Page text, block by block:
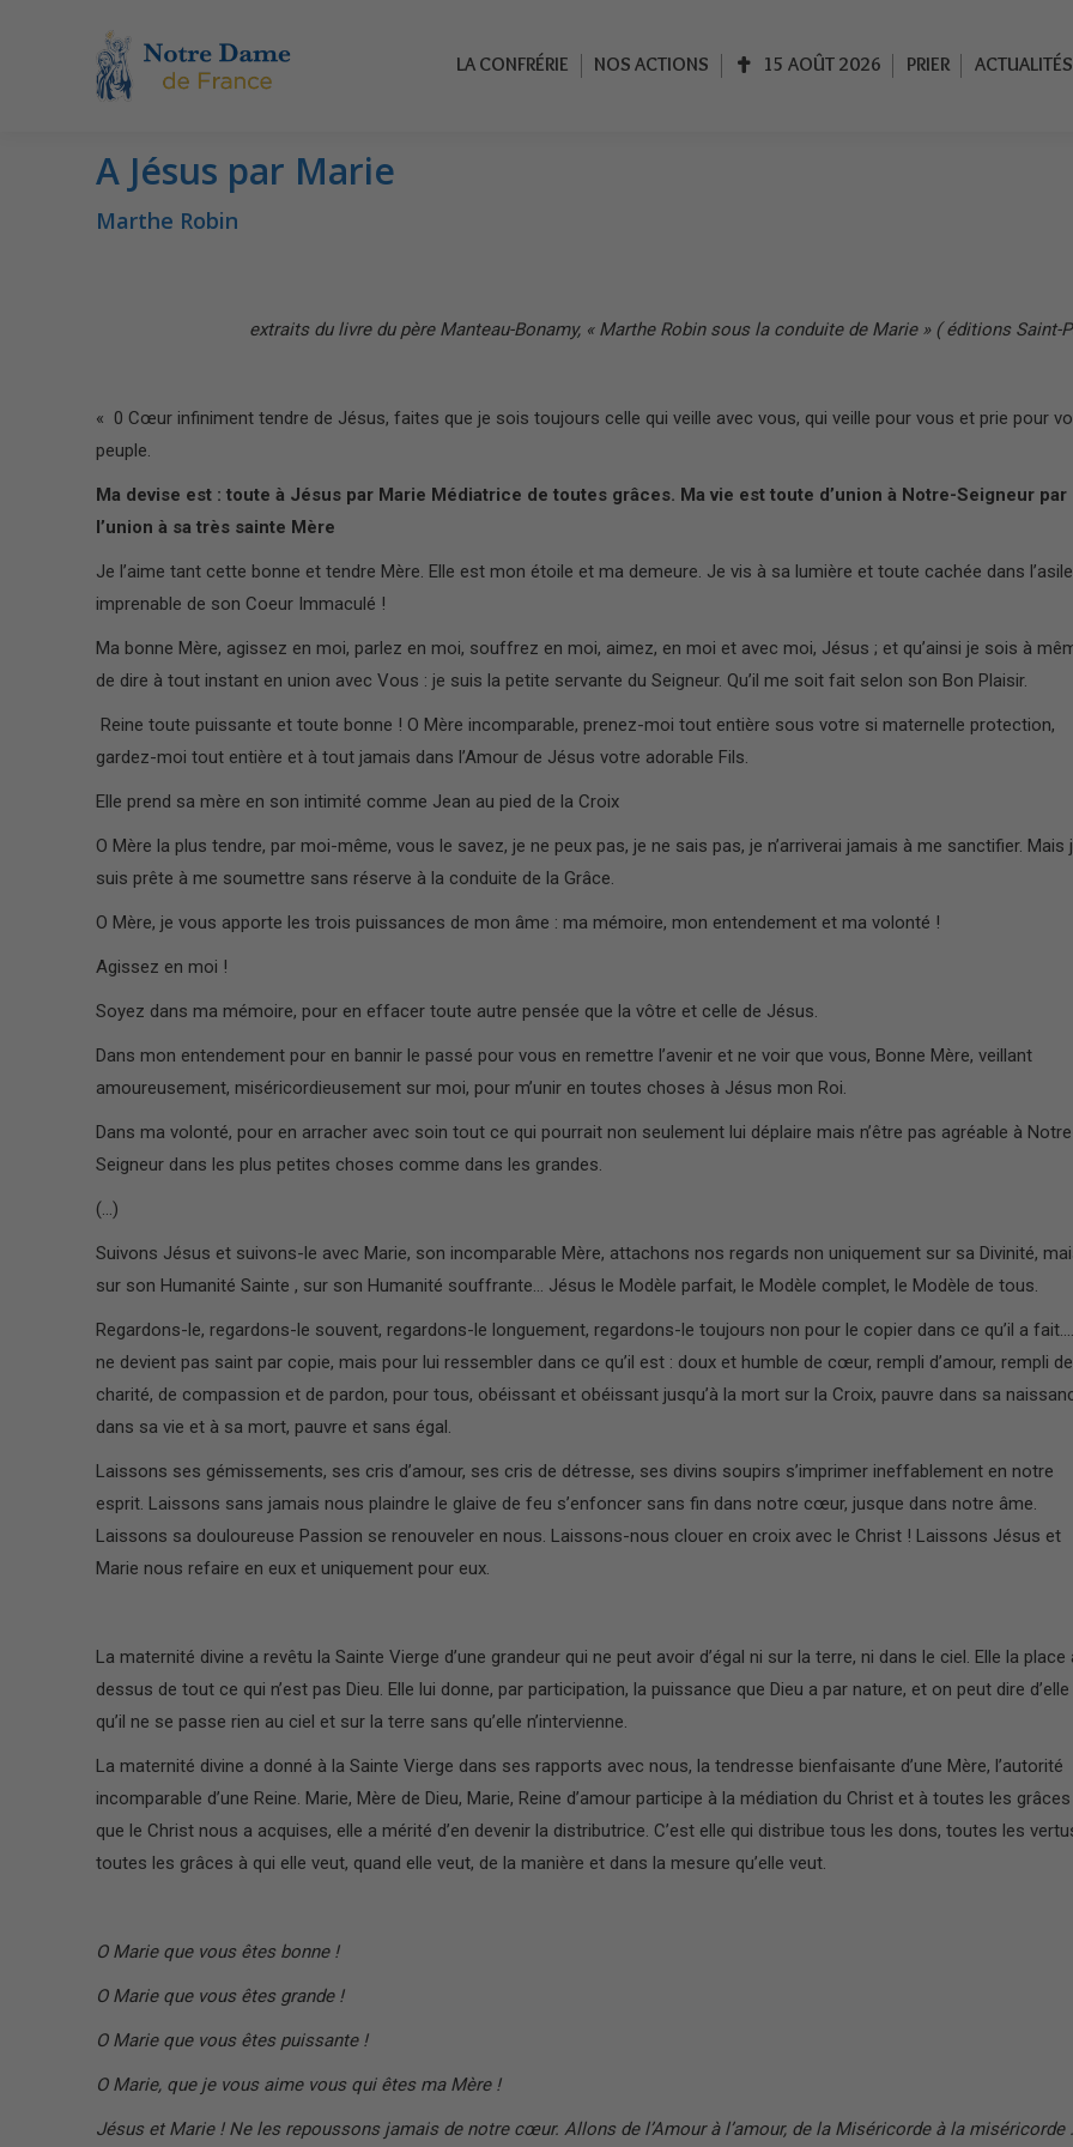
LA CONFRÉRIE NOS ACTIONS 15 AOÛT 2026 PRIER ACTUALITÉS
A Jésus par Marie
Marthe Robin
Vous êtes ici :
extraits du livre du père Manteau-Bonamy, « Marthe Robin sous la conduite de Marie » ( éditions Saint-
« 0 Cœur infiniment tendre de Jésus, faites que je sois toujours celle qui veille avec vous, qui veille pour vous et prie pour
peuple.
Ma devise est : toute à Jésus par Marie Médiatrice de toutes grâces. Ma vie est toute d’union à Notre-Seigneur par
l’union à sa très sainte Mère
Je l’aime tant cette bonne et tendre Mère. Elle est mon étoile et ma demeure. Je vis à sa lumière et toute cachée dans l’asile
imprenable de son Coeur Immaculé !
Ma bonne Mère, agissez en moi, parlez en moi, souffrez en moi, aimez, en moi et avec moi, Jésus ; et qu’ainsi je sois à
de dire à tout instant en union avec Vous : je suis la petite servante du Seigneur. Qu’il me soit fait selon son Bon Plaisir.
Reine toute puissante et toute bonne ! O Mère incomparable, prenez-moi tout entière sous votre si maternelle protection,
gardez-moi tout entière et à tout jamais dans l’Amour de Jésus votre adorable Fils.
Elle prend sa mère en son intimité comme Jean au pied de la Croix
O Mère la plus tendre, par moi-même, vous le savez, je ne peux pas, je ne sais pas, je n’arriverai jamais à me sanctifier. Mais
suis prête à me soumettre sans réserve à la conduite de la Grâce.
O Mère, je vous apporte les trois puissances de mon âme : ma mémoire, mon entendement et ma volonté !
Agissez en moi !
Soyez dans ma mémoire, pour en effacer toute autre pensée que la vôtre et celle de Jésus.
Dans mon entendement pour en bannir le passé pour vous en remettre l’avenir et ne voir que vous, Bonne Mère, veillant
amoureusement, miséricordieusement sur moi, pour m’unir en toutes choses à Jésus mon Roi.
Dans ma volonté, pour en arracher avec soin tout ce qui pourrait non seulement lui déplaire mais n’être pas agréable à
Seigneur dans les plus petites choses comme dans les grandes.
(…)
Suivons Jésus et suivons-le avec Marie, son incomparable Mère, attachons nos regards non uniquement sur sa Divinité,
sur son Humanité Sainte , sur son Humanité souffrante… Jésus le Modèle parfait, le Modèle complet, le Modèle de tous.
Regardons-le, regardons-le souvent, regardons-le longuement, regardons-le toujours non pour le copier dans ce qu’il a
ne devient pas saint par copie, mais pour lui ressembler dans ce qu’il est : doux et humble de cœur, rempli d’amour, rempli de
charité, de compassion et de pardon, pour tous, obéissant et obéissant jusqu’à la mort sur la Croix, pauvre dans sa
dans sa vie et à sa mort, pauvre et sans égal.
Laissons ses gémissements, ses cris d’amour, ses cris de détresse, ses divins soupirs s’imprimer ineffablement en notre
esprit. Laissons sans jamais nous plaindre le glaive de feu s’enfoncer sans fin dans notre cœur, jusque dans notre âme.
Laissons sa douloureuse Passion se renouveler en nous. Laissons-nous clouer en croix avec le Christ ! Laissons Jésus et
Marie nous refaire en eux et uniquement pour eux.
La maternité divine a revêtu la Sainte Vierge d’une grandeur qui ne peut avoir d’égal ni sur la terre, ni dans le ciel. Elle la place
dessus de tout ce qui n’est pas Dieu. Elle lui donne, par participation, la puissance que Dieu a par nature, et on peut dire d’elle
qu’il ne se passe rien au ciel et sur la terre sans qu’elle n’intervienne.
La maternité divine a donné à la Sainte Vierge dans ses rapports avec nous, la tendresse bienfaisante d’une Mère, l’autorité
incomparable d’une Reine. Marie, Mère de Dieu, Marie, Reine d’amour participe à la médiation du Christ et à toutes les grâces
que le Christ nous a acquises, elle a mérité d’en devenir la distributrice. C’est elle qui distribue tous les dons, toutes les
toutes les grâces à qui elle veut, quand elle veut, de la manière et dans la mesure qu’elle veut.
O Marie que vous êtes bonne !
O Marie que vous êtes grande !
O Marie que vous êtes puissante !
O Marie, que je vous aime vous qui êtes ma Mère !
Jésus et Marie ! Ne les repoussons jamais de notre cœur. Allons de l’Amour à l’amour, de la Miséricorde à la miséricorde
LA CONFRÉRIE NOS ACTIONS 15 AOÛT 2026 PRIER ACTUALITÉS